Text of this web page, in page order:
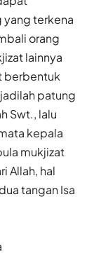
yang terkena
orang
lainnya
berbentuk
patung
Swt., lalu
kepala
mukjizat
Allah, hal
tangan Isa